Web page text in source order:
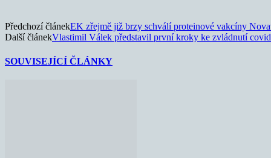
Předchozí článekEK zřejmě již brzy schválí proteinové vakcíny
Další článekVlastimil Válek představil první kroky ke zvládnutí
SOUVISEJÍCÍ ČLÁNKY